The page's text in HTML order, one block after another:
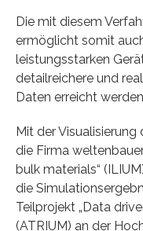
Die mit diesem
ermöglicht somit
leistungsstarken
detailreichere und
Daten erreicht
Mit der
die Firma
bulk materials“
die
Teilprojekt „Data
(ATRIUM) an der